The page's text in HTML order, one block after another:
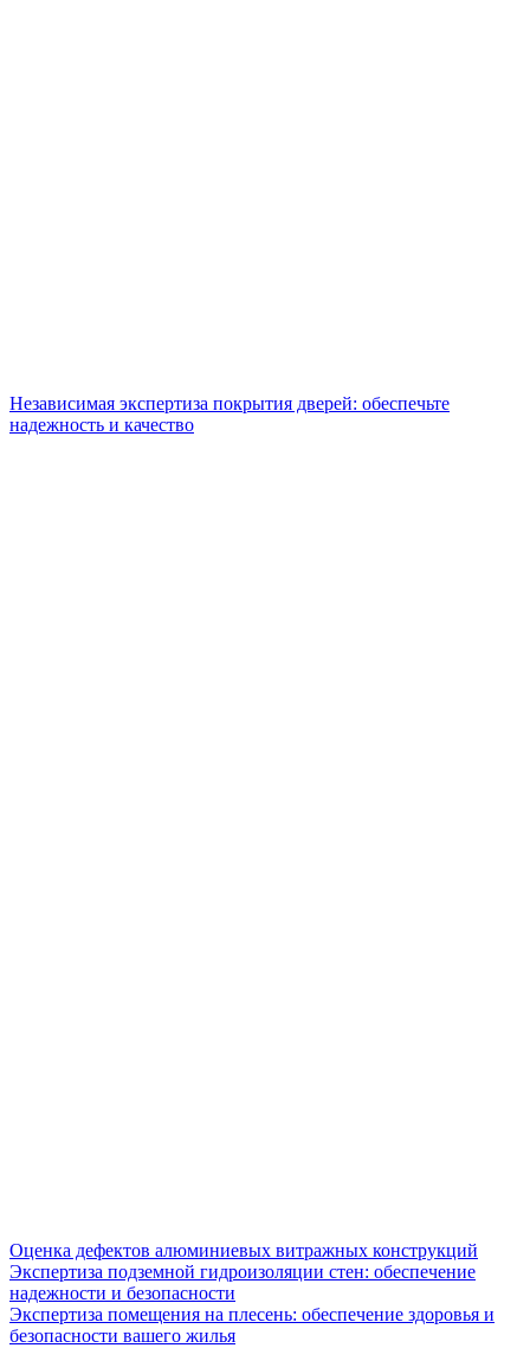
Независимая экспертиза покрытия дверей: обеспечьте
надежность и качество
Оценка дефектов алюминиевых витражных конструкций
Экспертиза подземной гидроизоляции стен: обеспечение
надежности и безопасности
Экспертиза помещения на плесень: обеспечение здоровья и
безопасности вашего жилья